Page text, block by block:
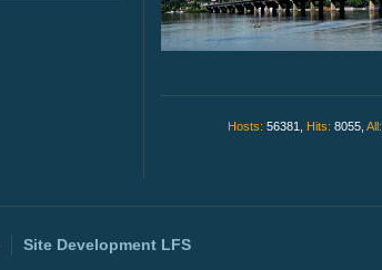
Hosts: 56381, Hits: 8055, All:
Site Development LFS